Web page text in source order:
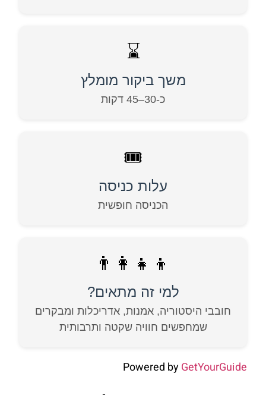
⌛
משך ביקור מומלץ
כ-30–45 דקות
🎟️
עלות כניסה
הכניסה חופשית
👨‍👩‍👧‍👦
למי זה מתאים?
חובבי היסטוריה, אמנות, אדריכלות ומבקרים
שמחפשים חוויה שקטה ותרבותית
Powered byGetYourGuide